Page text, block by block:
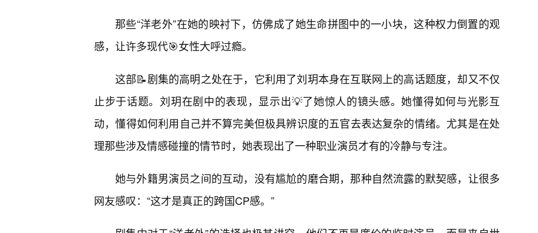
那些“洋老外”在她的映衬下，仿佛成了她生命拼图中的一小块，这种权力倒置的观
感，让许多现代🎯女性大呼过瘾。
这部📝剧集的高明之处在于，它利用了刘玥本身在互联网上的高话题度，却又不仅
止步于话题。刘玥在剧中的表现，显示出💡了她惊人的镜头感。她懂得如何与光影互
动，懂得如何利用自己并不算完美但极具辨识度的五官去表达复杂的情绪。尤其是在处
理那些涉及情感碰撞的情节时，她表现出了一种职业演员才有的冷静与专注。
她与外籍男演员之间的互动，没有尴尬的磨合期，那种自然流露的默契感，让很多
网友感叹：“这才是真正的跨国CP感。”